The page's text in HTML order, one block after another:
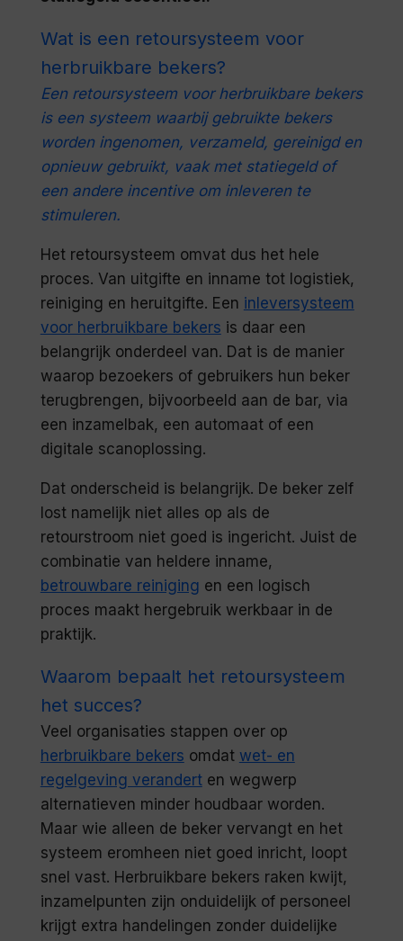
Wat is een retoursysteem voor
herbruikbare bekers?
Een retoursysteem voor herbruikbare bekers
is een systeem waarbij gebruikte bekers
worden ingenomen, verzameld, gereinigd en
opnieuw gebruikt, vaak met statiegeld of
een andere incentive om inleveren te
stimuleren.
Het retoursysteem omvat dus het hele
proces. Van uitgifte en inname tot logistiek,
reiniging en heruitgifte. Een inleversysteem
voor herbruikbare bekers is daar een
belangrijk onderdeel van. Dat is de manier
waarop bezoekers of gebruikers hun beker
terugbrengen, bijvoorbeeld aan de bar, via
een inzamelbak, een automaat of een
digitale scanoplossing.
Dat onderscheid is belangrijk. De beker zelf
lost namelijk niet alles op als de
retourstroom niet goed is ingericht. Juist de
combinatie van heldere inname,
betrouwbare reiniging en een logisch
proces maakt hergebruik werkbaar in de
praktijk.
Waarom bepaalt het retoursysteem
het succes?
Veel organisaties stappen over op
herbruikbare bekers omdat wet- en
regelgeving veranderten wegwerp
alternatieven minder houdbaar worden.
Maar wie alleen de beker vervangt en het
systeem eromheen niet goed inricht, loopt
snel vast. Herbruikbare bekers raken kwijt,
inzamelpunten zijn onduidelijk of personeel
krijgt extra handelingen zonder duidelijke